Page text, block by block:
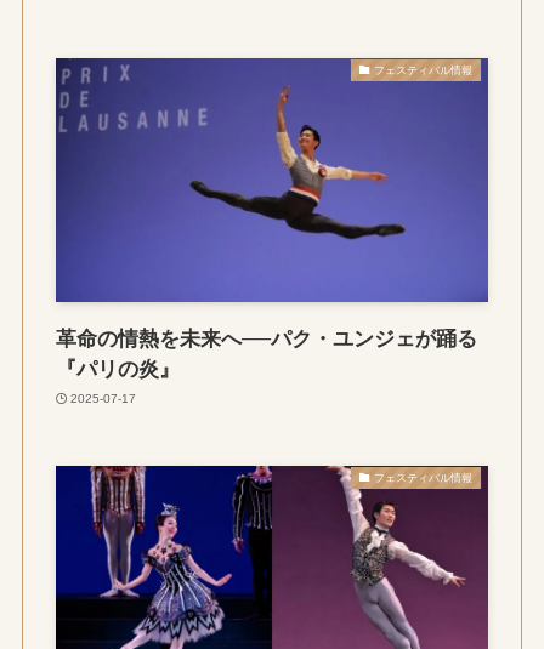
フェスティバル情報
革命の情熱を未来へ──パク・ユンジェが踊る
『パリの炎』
2025-07-17
フェスティバル情報